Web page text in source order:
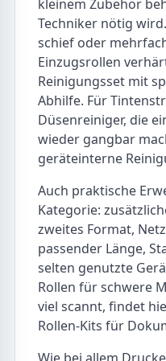
Viele
kleinem Zubehör
Techniker nötig
schief oder
Einzugsrollen
Reinigungsset mit
Abhilfe. Für
Düsenreiniger, die
wieder gangbar
geräteinterne
Auch praktische
Kategorie:
zweites Format,
passender Länge,
selten genutzte
Rollen für schwere
viel scannt, findet
Rollen-Kits für